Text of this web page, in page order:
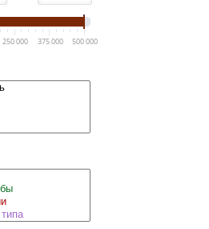
250 000 375 000 500 000